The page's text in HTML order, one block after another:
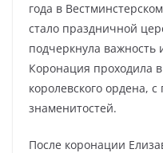
года в
стало праздничной
подчеркнула важность
Коронация проходила
королевского ордена,
знаменитостей.
После коронации